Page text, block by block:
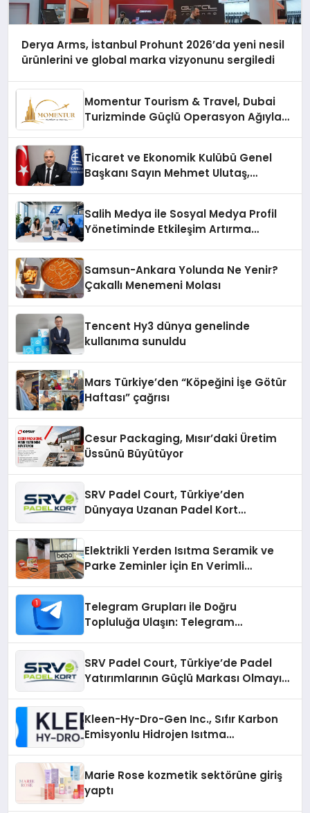
Derya Arms, İstanbul Prohunt 2026’da yeni nesil
ürünlerini ve global marka vizyonunu sergiledi
Momentur Tourism & Travel, Dubai
Turizminde Güçlü Operasyon Ağıyla
Ticaret ve Ekonomik Kulübü Genel
Başkanı Sayın Mehmet Ulutaş,
Salih Medya ile Sosyal Medya Profil
Yönetiminde Etkileşim Artırma
Samsun-Ankara Yolunda Ne Yenir?
Çakallı Menemeni Molası
Tencent Hy3 dünya genelinde
kullanıma sunuldu
Mars Türkiye’den “Köpeğini İşe Götür
Haftası” çağrısı
Cesur Packaging, Mısır’daki Üretim
Üssünü Büyütüyor
SRV Padel Court, Türkiye’den
Dünyaya Uzanan Padel Kort
Elektrikli Yerden Isıtma Seramik ve
Parke Zeminler İçin En Verimli
Telegram Grupları ile Doğru
Topluluğa Ulaşın: Telegram
SRV Padel Court, Türkiye’de Padel
Yatırımlarının Güçlü Markası Olmayı
Kleen-Hy-Dro-Gen Inc., Sıfır Karbon
Emisyonlu Hidrojen Isıtma
Marie Rose kozmetik sektörüne giriş
yaptı